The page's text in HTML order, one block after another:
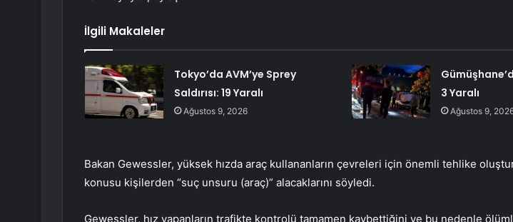
İlgili Makaleler
Tokyo’da AVM’ye Sprey
Saldırısı: 19 Yaralı
Ağustos 9, 2026
3 Yaralı
Ağustos 9,
Bakan Gewessler, yüksek hızda araç kullananların çevreleri için önemli tehlike
konusu kişilerden “suç unsuru (araç)” alacaklarını söyledi.
Gewessler, hız yapanların trafikte kontrolü tamamen kaybettiğini ve bu nedenle